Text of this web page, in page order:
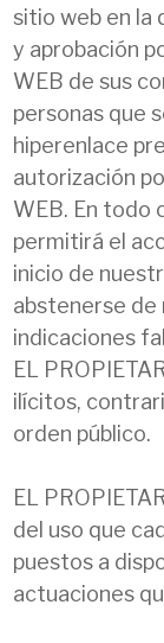
sitio web en la
y aprobación
WEB de sus
personas que
hiperenlace
autorización
WEB. En todo
permitirá el
inicio de
abstenerse de
indicaciones
EL
ilícitos,
orden público.
EL
del uso que
puestos a
actuaciones